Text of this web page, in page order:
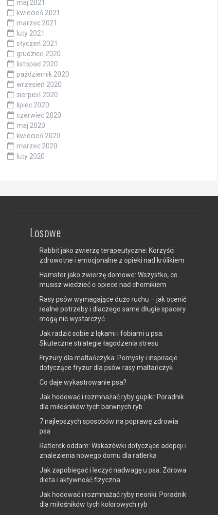
maj 2021
kwiecień 2021
marzec 2021
luty 2021
styczeń 2021
grudzień 2020
listopad 2020
październik 2020
wrzesień 2020
sierpień 2020
lipiec 2020
czerwiec 2020
maj 2020
kwiecień 2020
marzec 2020
luty 2020
Losowe
Rabbit jako zwierzę terapeutyczne: Korzyści
zdrowotne i emocjonalne z opieki nad królikiem
Hamster jako zwierzę domowe: Wszystko, co
musisz wiedzieć o opiece nad chomikiem
Rasy psów wymagające dużo ruchu – jak ocenić
realne potrzeby i dlaczego same długie spacery
mogą nie wystarczyć
Jak radzić sobie z lękami i fobiami u psa:
Skuteczne strategie łagodzenia stresu
Fryzury dla maltańczyka: Pomysły i inspiracje
dotyczące fryzur dla psów rasy maltańczyk
Co daje wykastrowanie psa?
Jak hodować i rozmnażać ryby gupiki: Poradnik
dla miłośników tych barwnych ryb
7 najlepszych sposobów na poprawę zdrowia
psa
Ratlerek oddam: Wskazówki dotyczące adopcji i
znalezienia nowego domu dla ratlerka
Jak zapobiegać i leczyć nadwagę u psa: Zdrowa
dieta i aktywność fizyczna
Jak hodować i rozmnażać ryby neonki: Poradnik
dla miłośników tych kolorowych ryb